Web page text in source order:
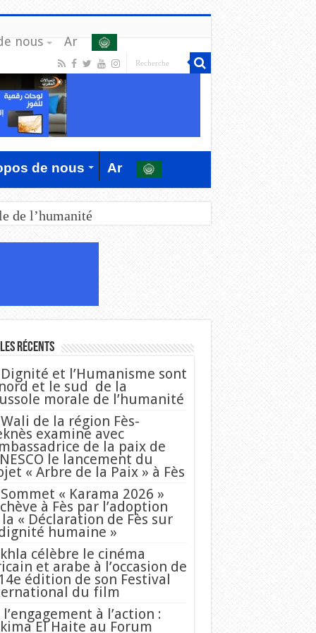
nous Ar
de nous Ar
de l’humanité
Récents
Dignité et l’Humanisme sont
et le sud de la
morale de l’humanité
Wali de la région Fès-
examine avec
de la paix de
le lancement du
« Arbre de la Paix » à Fès
« Karama 2026 »
à Fès par l’adoption
« Déclaration de Fès sur
humaine »
célèbre le cinéma
et arabe à l’occasion de
édition de son Festival
du film
l’engagement à l’action :
El Haite au Forum